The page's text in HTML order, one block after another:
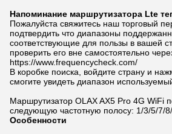
Напоминание маршрутизатора Lte
Пожалуйста свяжитесь наш торговый
подтвердить что диапазоны
соответствующие для пользы в вашей
проверить его вне самостоятельно
https://www.frequencycheck.com/
В коробке поиска, войдите страну и
смогите увидеть диапазон
Маршрутизатор OLAX AX5 Pro 4G WiFi
следующую частотную полосу: 1/3/5/7/
Особенности